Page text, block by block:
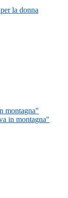
la donna
montagna"
in montagna"